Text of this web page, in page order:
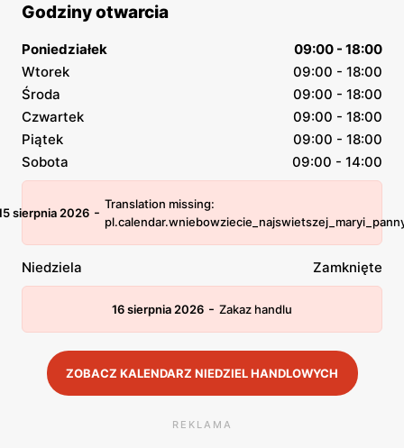
Godziny otwarcia
Poniedziałek
09:00 - 18:00
Wtorek
09:00 - 18:00
Środa
09:00 - 18:00
Czwartek
09:00 - 18:00
Piątek
09:00 - 18:00
Sobota
09:00 - 14:00
sierpnia 2026 - Translation missing:
Niedziela Zamknięte
16 sierpnia 2026 - Zakaz handlu
ZOBACZ KALENDARZ NIEDZIEL HANDLOWYCH
REKLAMA